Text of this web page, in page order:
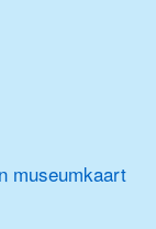
museumkaart